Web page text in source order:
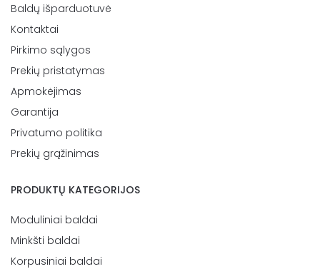
Baldų išparduotuvė
Kontaktai
Pirkimo sąlygos
Prekių pristatymas
Apmokėjimas
Garantija
Privatumo politika
Prekių grąžinimas
PRODUKTŲ KATEGORIJOS
Moduliniai baldai
Minkšti baldai
Korpusiniai baldai